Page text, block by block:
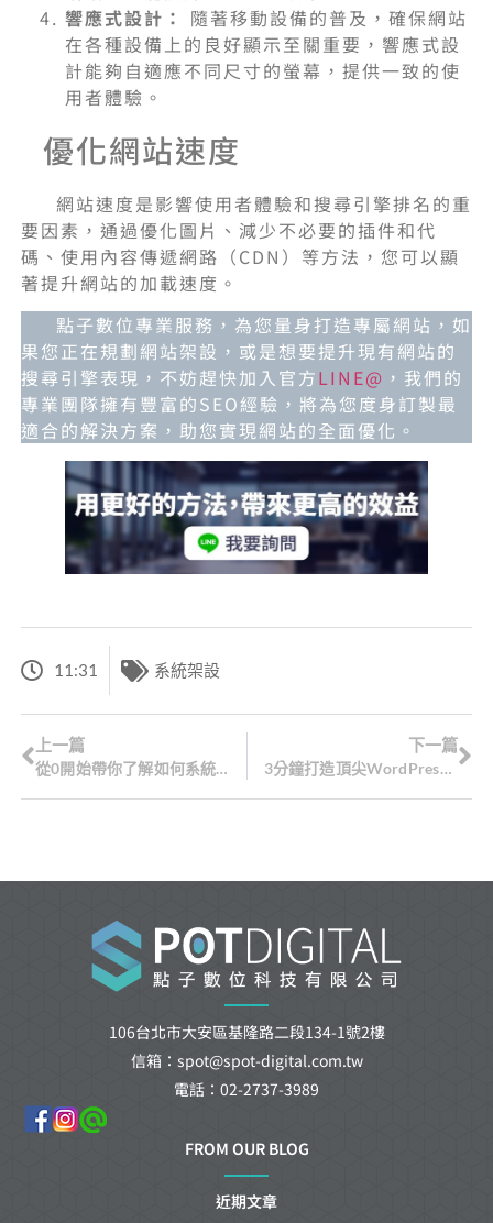
響應式設計：
隨著移動設備的普及，確保網站
在各種設備上的良好顯示至關重要，響應式設
計能夠自適應不同尺寸的螢幕，提供一致的使
用者體驗。
優化網站速度
網站速度是影響使用者體驗和搜尋引擎排名的重
要因素，通過優化圖片、減少不必要的插件和代
碼、使用內容傳遞網路（CDN）等方法，您可以顯
著提升網站的加載速度。
點子數位專業服務，為您量身打造專屬網站，如
果您正在規劃網站架設，或是想要提升現有網站的
搜尋引擎表現，不妨趕快加入官方LINE@ ，我們的
專業團隊擁有豐富的SEO經驗，將為您度身訂製最
適合的解決方案，助您實現網站的全面優化。
11:31 系統架設
上一篇
從0開始帶你了解如何系統架設打造企業數位化基礎！
下一篇
3分鐘打造頂尖WordPress網站的關鍵要素！
106台北市大安區基隆路二段134-1號2樓
信箱：spot@spot-digital.com.tw
電話：02-2737-3989
FROM OUR BLOG
近期文章